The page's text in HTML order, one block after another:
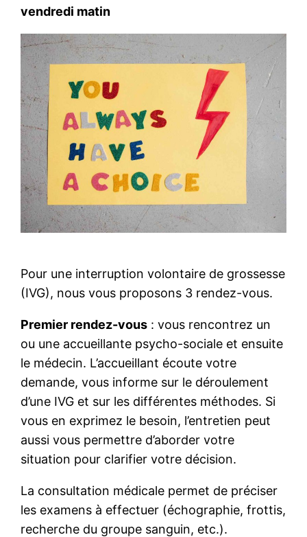
vendredi matin
Pour une interruption volontaire de grossesse
(IVG), nous vous proposons 3 rendez-vous.
Premier rendez-vous : vous rencontrez un
ou une accueillante psycho-sociale et ensuite
le médecin. L’accueillant écoute votre
demande, vous informe sur le déroulement
d’une IVG et sur les différentes méthodes. Si
vous en exprimez le besoin, l’entretien peut
aussi vous permettre d’aborder votre
situation pour clarifier votre décision.
La consultation médicale permet de préciser
les examens à effectuer (échographie, frottis,
recherche du groupe sanguin, etc.).